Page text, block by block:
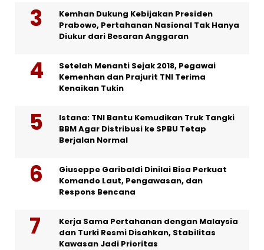
Kemhan Dukung Kebijakan Presiden
Prabowo, Pertahanan Nasional Tak Hanya
Diukur dari Besaran Anggaran
Setelah Menanti Sejak 2018, Pegawai
Kemenhan dan Prajurit TNI Terima
Kenaikan Tukin
Istana: TNI Bantu Kemudikan Truk Tangki
BBM Agar Distribusi ke SPBU Tetap
Berjalan Normal
Giuseppe Garibaldi Dinilai Bisa Perkuat
Komando Laut, Pengawasan, dan
Respons Bencana
Kerja Sama Pertahanan dengan Malaysia
dan Turki Resmi Disahkan, Stabilitas
Kawasan Jadi Prioritas